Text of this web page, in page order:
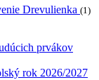
Drevulienka (1)
prvákov
rok 2026/2027